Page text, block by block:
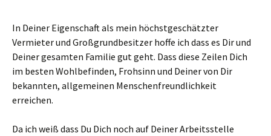
In Deiner Eigenschaft als mein höchstgeschätzter
Vermieter und Großgrundbesitzer hoffe ich dass es Dir und
Deiner gesamten Familie gut geht. Dass diese Zeilen Dich
im besten Wohlbefinden, Frohsinn und Deiner von Dir
bekannten, allgemeinen Menschenfreundlichkeit
erreichen.
Da ich weiß dass Du Dich noch auf Deiner Arbeitsstelle